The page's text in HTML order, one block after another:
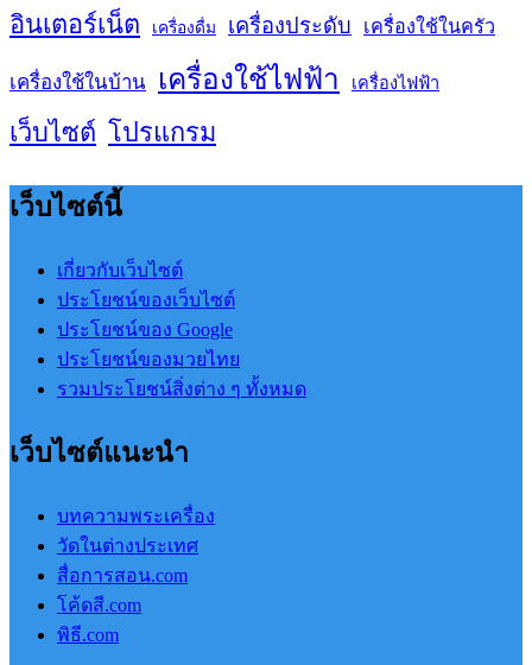
อินเตอร์เน็ต เครื่องดื่ม เครื่องประดับ เครื่องใช้ในครัว
เครื่องใช้ในบ้าน เครื่องใช้ไฟฟ้า เครื่องไฟฟ้า
เว็บไซต์ โปรแกรม
เว็บไซต์นี้
เกี่ยวกับเว็บไซต์
ประโยชน์ของเว็บไซต์
ประโยชน์ของ Google
ประโยชน์ของมวยไทย
รวมประโยชน์สิ่งต่าง ๆ ทั้งหมด
เว็บไซต์แนะนำ
บทความพระเครื่อง
วัดในต่างประเทศ
สื่อการสอน.com
โค้ดสี.com
พิธี.com